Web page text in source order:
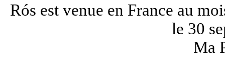
Rós est venue en France au
le 30
Ma